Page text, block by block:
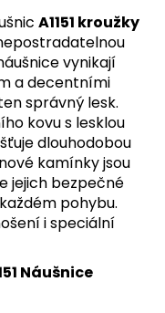
A1151 kroužky
vynikají
a decentními
správný lesk.
kovu s lesklou
dlouhodobou
kamínky jsou
jejich bezpečné
pohybu.
i speciální
Náušnice